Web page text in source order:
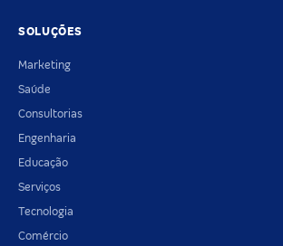
SOLUÇÕES
Marketing
Saúde
Consultorias
Engenharia
Educação
Serviços
Tecnologia
Comércio